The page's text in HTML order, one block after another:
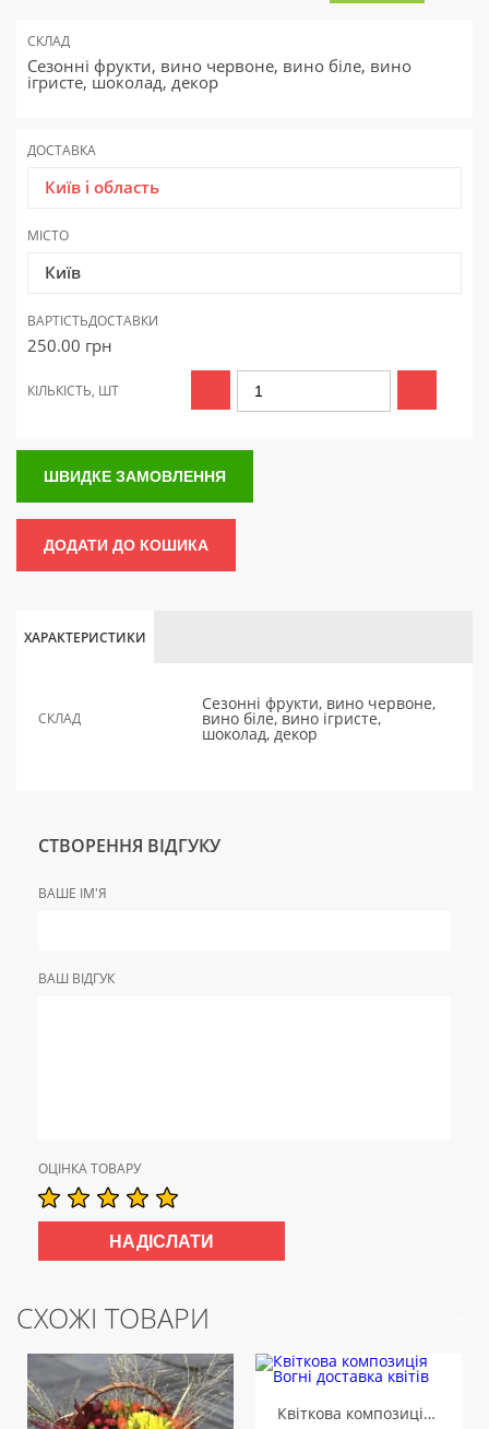
СКЛАД
Сезонні фрукти, вино червоне, вино біле, вино
ігристе, шоколад, декор
ДОСТАВКА
Київ і область
МІСТО
Київ
ВАРТІСТЬДОСТАВКИ
250.00 грн
КІЛЬКІСТЬ, ШТ
ШВИДКЕ ЗАМОВЛЕННЯ
ДОДАТИ ДО КОШИКА
ХАРАКТЕРИСТИКИ
СКЛАД
Сезонні фрукти, вино червоне,
вино біле, вино ігристе,
шоколад, декор
СТВОРЕННЯ ВІДГУКУ
ВАШЕ ІМ'Я
ВАШ ВІДГУК
ОЦІНКА ТОВАРУ
СХОЖІ ТОВАРИ
Квіткова композиція Вогні